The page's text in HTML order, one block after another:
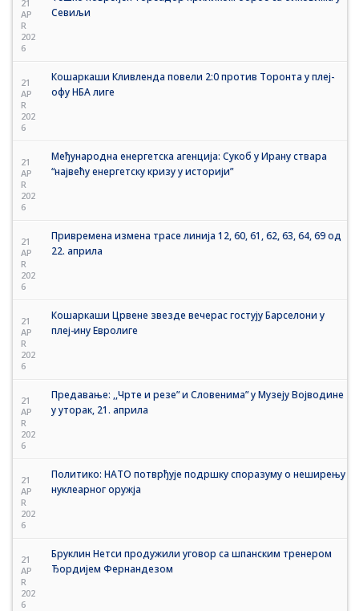
21
AP
R
202
6
Севиљи
21
AP
R
202
6
Кошаркаши Кливленда повели 2:0 против Торонта у плеј-
офу НБА лиге
21
AP
R
202
6
Међународна енергетска агенција: Сукоб у Ирану ствара
“највећу енергетску кризу у историји”
21
AP
R
202
6
Привремена измена трасе линија 12, 60, 61, 62, 63, 64, 69 од
22. априла
21
AP
R
202
6
Кошаркаши Црвене звезде вечерас гостују Барселони у
плеј-ину Евролиге
21
AP
R
202
6
Предавање: ,,Чрте и резе” и Словенима” у Музеју Војводине
у уторак, 21. априла
21
AP
R
202
6
Политико: НАТО потврђује подршку споразуму о неширењу
нуклеарног оружја
21
AP
R
202
6
Бруклин Нетси продужили уговор са шпанским тренером
Ђордијем Фернандезом